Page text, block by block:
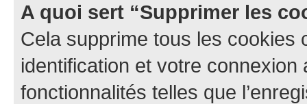
A quoi sert “Supprimer les
Cela supprime tous les cookies
identification et votre
fonctionnalités telles que